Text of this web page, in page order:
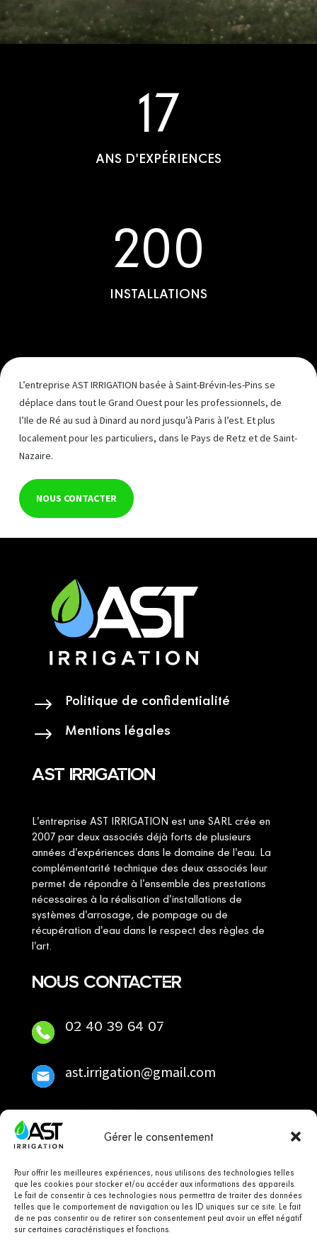
Gérer le consentement
Pour offrir les meilleures expériences, nous utilisons des technologies telles
que les cookies pour stocker et/ou accéder aux informations des appareils.
Le fait de consentir à ces technologies nous permettra de traiter des données
telles que le comportement de navigation ou les ID uniques sur ce site. Le fait
de ne pas consentir ou de retirer son consentement peut avoir un effet négatif
sur certaines caractéristiques et fonctions.
17
ANS D'EXPÉRIENCES
200
INSTALLATIONS
L’entreprise AST IRRIGATION basée à Saint-Brévin-les-Pins se
déplace dans tout le Grand Ouest pour les professionnels, de
l’Ile de Ré au sud à Dinard au nord jusqu’à Paris à l’est. Et plus
localement pour les particuliers, dans le Pays de Retz et de Saint-
Nazaire.
NOUS CONTACTER
$ Politique de confidentialité
$ Mentions légales
AST IRRIGATION
L'entreprise AST IRRIGATION est une SARL crée en
2007 par deux associés déjà forts de plusieurs
années d'expériences dans le domaine de l'eau. La
complémentarité technique des deux associés leur
permet de répondre à l'ensemble des prestations
nécessaires à la réalisation d'installations de
systèmes d'arrosage, de pompage ou de
récupération d'eau dans le respect des règles de
l'art.
NOUS CONTACTER
02 40 39 64 07
ast.irrigation@gmail.com
SUIVEZ-NOUS